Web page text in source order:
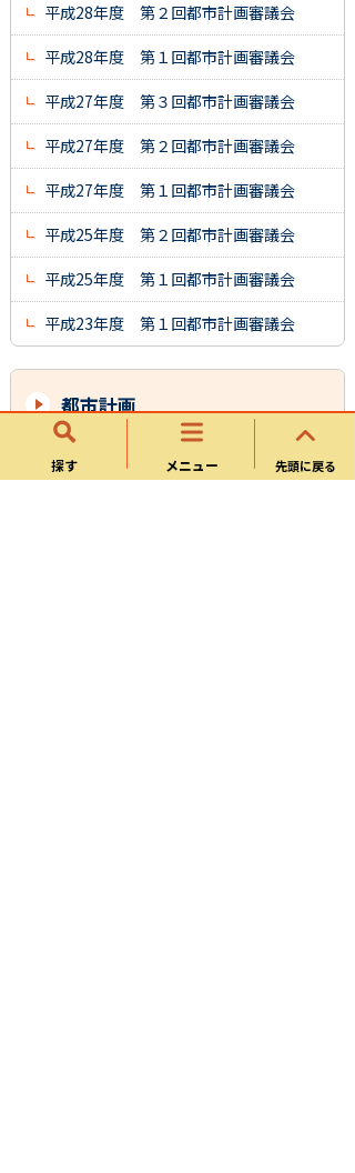
探す メニュー 先頭に戻る
平成28年度 第２回都市計画審議会
平成28年度 第１回都市計画審議会
平成27年度 第３回都市計画審議会
平成27年度 第２回都市計画審議会
平成27年度 第１回都市計画審議会
平成25年度 第２回都市計画審議会
平成25年度 第１回都市計画審議会
平成23年度 第１回都市計画審議会
都市計画
用途地域等を県域統合型GISに公開しまし
た